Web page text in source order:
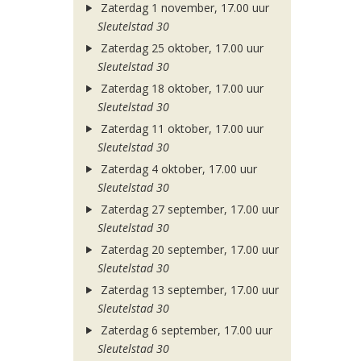
Zaterdag 1 november, 17.00 uur
Sleutelstad 30
Zaterdag 25 oktober, 17.00 uur
Sleutelstad 30
Zaterdag 18 oktober, 17.00 uur
Sleutelstad 30
Zaterdag 11 oktober, 17.00 uur
Sleutelstad 30
Zaterdag 4 oktober, 17.00 uur
Sleutelstad 30
Zaterdag 27 september, 17.00 uur
Sleutelstad 30
Zaterdag 20 september, 17.00 uur
Sleutelstad 30
Zaterdag 13 september, 17.00 uur
Sleutelstad 30
Zaterdag 6 september, 17.00 uur
Sleutelstad 30